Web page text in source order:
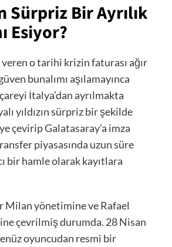
Sürpriz Bir Ayrılık
Esiyor?
o tarihi krizin faturası ağır
bunalımı aşılamayınca
İtalya’dan ayrılmakta
yıldızın sürpriz bir şekilde
çevirip Galatasaray’a imza
piyasasında uzun süre
bir hamle olarak kayıtlara
Milan yönetimine ve Rafael
çevrilmiş durumda. 28 Nisan
oyuncudan resmi bir